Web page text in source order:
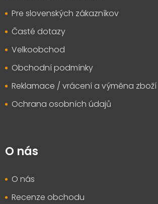
Pre slovenských zákazníkov
Časté dotazy
Velkoobchod
Obchodní podmínky
Reklamace / vrácení a výměna zboží
Ochrana osobních údajů
O nás
O nás
Recenze obchodu